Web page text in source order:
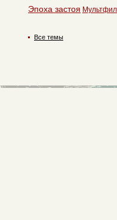
Эпоха застоя
Все темы